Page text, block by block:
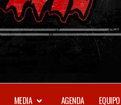
MEDIA AGENDA EQUIPO